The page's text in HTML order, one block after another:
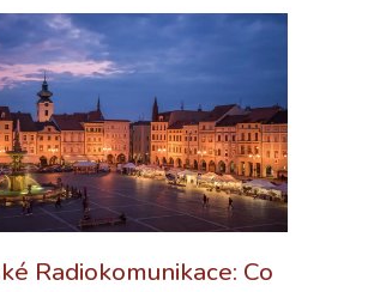
Radiokomunikace: Co